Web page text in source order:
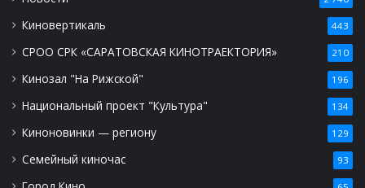
Киновертикаль 443
СРОО СРК «САРАТОВСКАЯ КИНОТРАЕКТОРИЯ» 210
Кинозал "На Рижской" 196
Национальный проект "Культура" 134
Киноновинки — региону 129
Семейный киночас 93